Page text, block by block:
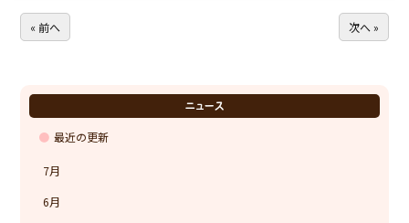
« 前へ 次へ »
ニュース
最近の更新
7月
6月